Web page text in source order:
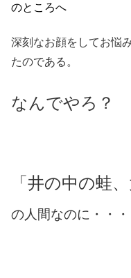
のところへ
深刻なお顔をしてお悩
たのである。
なんでやろ？
「井の中の蛙
の人間なのに・・・